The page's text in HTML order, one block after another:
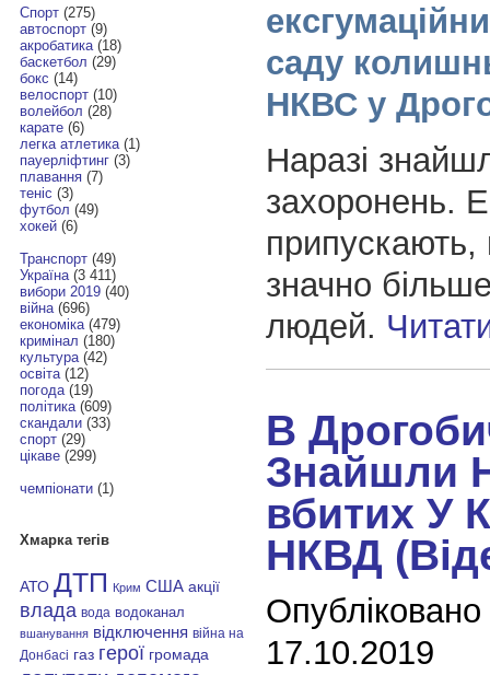
Спорт(275)
автоспорт(9)
акробатика(18)
баскетбол (29)
бокс (14)
велоспорт(10)
волейбол (28)
карате(6)
легка атлетика(1)
пауерліфтинг(3)
плавання(7)
теніс (3)
футбол (49)
хокей(6)
Транспорт(49)
Україна(3 411)
вибори 2019(40)
війна(696)
економіка(479)
кримінал (180)
культура(42)
освіта(12)
погода(19)
політика(609)
скандали(33)
спорт(29)
цікаве(299)
чемпіонати(1)
Хмарка тегів
АТО ДТП Крим США акції
влада вода водоканал
вшанування відключення війна на
Донбасі газ герої громада
саду
НКВС у
Наразі
захоронень.
значно
людей.
В
Знайшли
вбитих У
НКВД
17.10.2019